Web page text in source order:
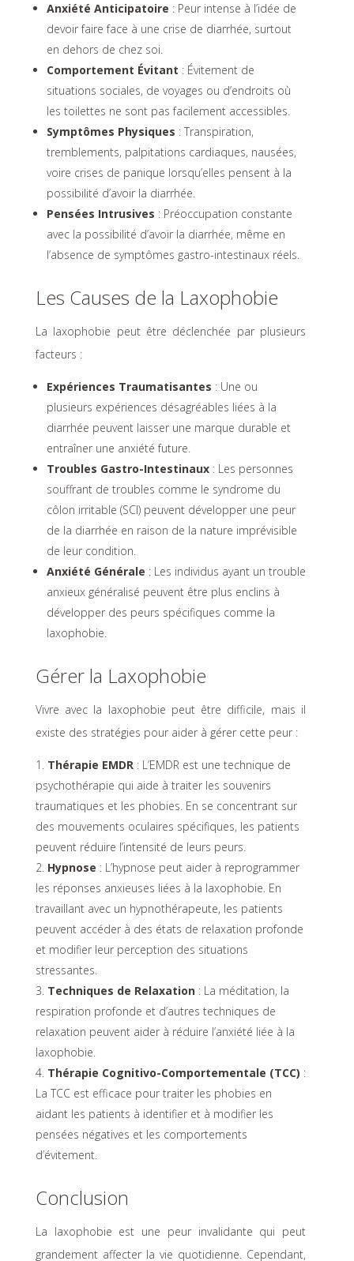
Anxiété Anticipatoire : Peur intense à l’idée de
devoir faire face à une crise de diarrhée, surtout
en dehors de chez soi.
Comportement Évitant : Évitement de
situations sociales, de voyages ou d’endroits où
les toilettes ne sont pas facilement accessibles.
Symptômes Physiques : Transpiration,
tremblements, palpitations cardiaques, nausées,
voire crises de panique lorsqu’elles pensent à la
possibilité d’avoir la diarrhée.
Pensées Intrusives : Préoccupation constante
avec la possibilité d’avoir la diarrhée, même en
l’absence de symptômes gastro-intestinaux réels.
Les Causes de la Laxophobie
La laxophobie peut être déclenchée par plusieurs
facteurs :
Expériences Traumatisantes : Une ou
plusieurs expériences désagréables liées à la
diarrhée peuvent laisser une marque durable et
entraîner une anxiété future.
Troubles Gastro-Intestinaux: Les personnes
souffrant de troubles comme le syndrome du
côlon irritable (SCI) peuvent développer une peur
de la diarrhée en raison de la nature imprévisible
de leur condition.
Anxiété Générale : Les individus ayant un trouble
anxieux généralisé peuvent être plus enclins à
développer des peurs spécifiques comme la
laxophobie.
Gérer la Laxophobie
Vivre avec la laxophobie peut être difficile, mais il
existe des stratégies pour aider à gérer cette peur :
Thérapie EMDR: L’EMDR est une technique de
psychothérapie qui aide à traiter les souvenirs
traumatiques et les phobies. En se concentrant sur
des mouvements oculaires spécifiques, les patients
peuvent réduire l’intensité de leurs peurs.
Hypnose : L’hypnose peut aider à reprogrammer
les réponses anxieuses liées à la laxophobie. En
travaillant avec un hypnothérapeute, les patients
peuvent accéder à des états de relaxation profonde
et modifier leur perception des situations
stressantes.
Techniques de Relaxation: La méditation, la
respiration profonde et d’autres techniques de
relaxation peuvent aider à réduire l’anxiété liée à la
laxophobie.
Thérapie Cognitivo-Comportementale (TCC) :
La TCC est efficace pour traiter les phobies en
aidant les patients à identifier et à modifier les
pensées négatives et les comportements
d’évitement.
Conclusion
La laxophobie est une peur invalidante qui peut
grandement affecter la vie quotidienne. Cependant,